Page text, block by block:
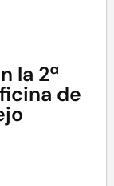
la 2ª
de